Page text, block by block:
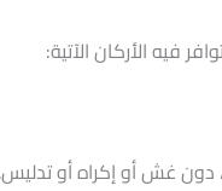
فيه الأركان الآتية:
دون غش أو إكراه أو تدليس.